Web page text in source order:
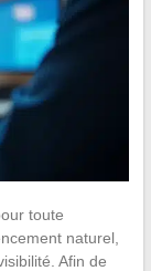
toute
naturel,
Afin de